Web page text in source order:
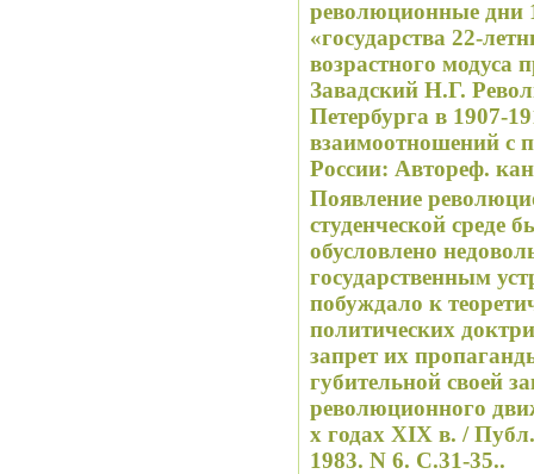
революционные дни
«государства 22-
возрастного модуса
Завадский Н.Г.
Петербурга в 1907-
взаимоотношений с
России: Автореф.
Появление
студенческой среде
обусловлено
государственным
побуждало к
политических
запрет их
губительной своей
революционного
х годах XIX в. /
1983. N 6. С.31-35..